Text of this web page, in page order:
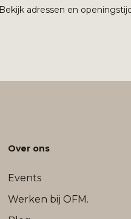
Bekijk adressen en
Over ons
Events
Werken bij OFM.